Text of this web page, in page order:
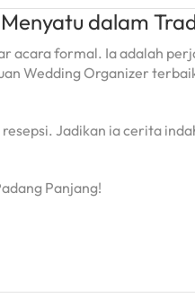
dalam
acara formal. Ia adalah
Wedding Organizer
Jadikan ia cerita
Panjang!